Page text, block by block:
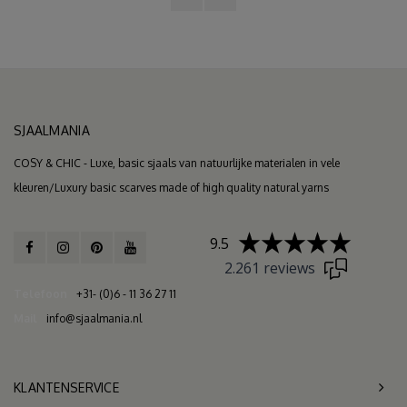
SJAALMANIA
COSY & CHIC - Luxe, basic sjaals van natuurlijke materialen in vele
kleuren/Luxury basic scarves made of high quality natural yarns
+31- (0)6 - 11 36 27 11
info@sjaalmania.nl
9.5
2.261 reviews
KLANTENSERVICE